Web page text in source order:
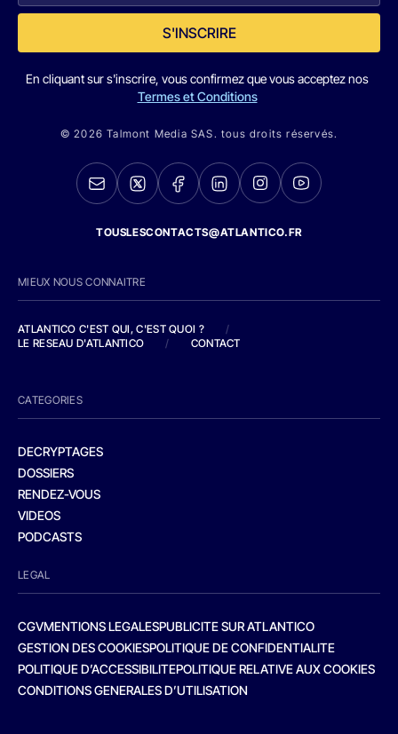
S'INSCRIRE
En cliquant sur s'inscrire, vous confirmez que vous acceptez nos
Termes et Conditions
© 2026 Talmont Media SAS. tous droits réservés.
TOUSLESCONTACTS@ATLANTICO.FR
MIEUX NOUS CONNAITRE
ATLANTICO C'EST QUI, C'EST QUOI ?
/
LE RESEAU D'ATLANTICO
/ CONTACT
CATEGORIES
DECRYPTAGES
DOSSIERS
RENDEZ-VOUS
VIDEOS
PODCASTS
LEGAL
CGVMENTIONS LEGALESPUBLICITE SUR ATLANTICO
GESTION DES COOKIESPOLITIQUE DE CONFIDENTIALITE
POLITIQUE D’ACCESSIBILITEPOLITIQUE RELATIVE AUX COOKIES
CONDITIONS GENERALES D’UTILISATION